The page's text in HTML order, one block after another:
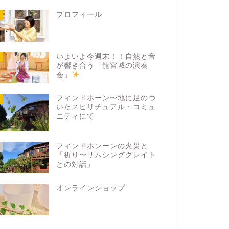
プロフィール
いよいよ今週末！！自然と音
が響き合う「龍宮城の演奏
会」
フィンドホーン〜地に足のつ
いたスピリチュアル・コミュ
ニティにて
フィンドホンーンの火災と
「祈り〜サムシンググレイト
との対話」
オンラインショップ